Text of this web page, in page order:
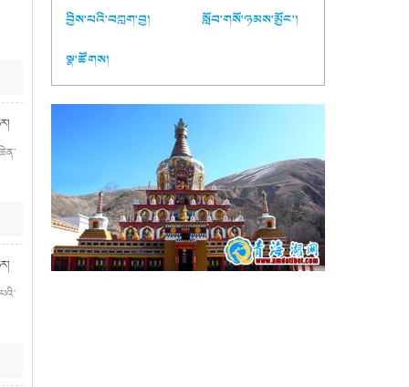
བྱིས་པའི་བཀླག་བྱ།
སློབ་གསོ་ཉམས་མྱོང་།
སྣ་ཚོགས།